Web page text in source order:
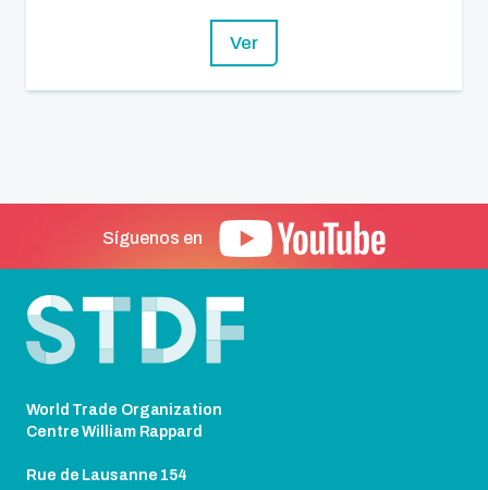
Ver
Síguenos en
World Trade Organization
Centre William Rappard
Rue de Lausanne 154